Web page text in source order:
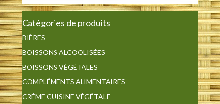
Catégories de produits
BIÈRES
BOISSONS ALCOOLISÉES
BOISSONS VÉGÉTALES
COMPLÉMENTS ALIMENTAIRES
CRÉME CUISINE VÉGÉTALE